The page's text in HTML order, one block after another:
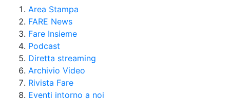
Area Stampa
FARE News
Fare Insieme
Podcast
Diretta streaming
Archivio Video
Rivista Fare
Eventi intorno a noi